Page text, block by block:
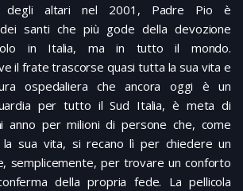
degli altari nel 2001, Padre Pio è
santi che più gode della devozione
in Italia, ma in tutto il mondo.
il frate trascorse quasi tutta la sua vita e
ospedaliera che ancora oggi è un
per tutto il Sud Italia, è meta di
anno per milioni di persone che, come
la sua vita, si recano lì per chiedere un
semplicemente, per trovare un conforto
della propria fede. La pellicola